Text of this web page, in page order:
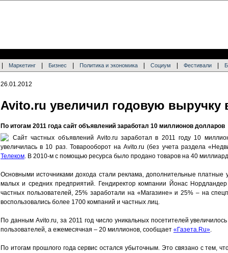
Маркетинг Бизнес Политика и экономика Социум Фестивали
26.01.2012
Avito.ru увеличил годовую выручку
По итогам 2011 года сайт объявлений заработал 10 миллионов долларов
Сайт частных объявлений Avito.ru заработал в 2011 году 10
увеличилась в 10 раз. Товарооборот на Avito.ru (без учета раздела
Телеком. В 2010-м с помощью ресурса было продано товаров на 40
Основными источниками дохода стали реклама, дополнительные платные
малых и средних предприятий. Гендиректор компании Йонас
частных пользователей, 25% заработали на «Магазине» и 25% – на
воспользовались более 1700 компаний и частных лиц.
По данным Avito.ru, за 2011 год число уникальных посетителей
пользователей, а ежемесячная – 20 миллионов, сообщает «Газета.Ru».
По итогам прошлого года сервис остался убыточным. Это связано с тем,